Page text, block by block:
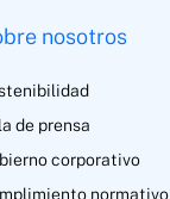
nosotros
de prensa
corporativo
normativo